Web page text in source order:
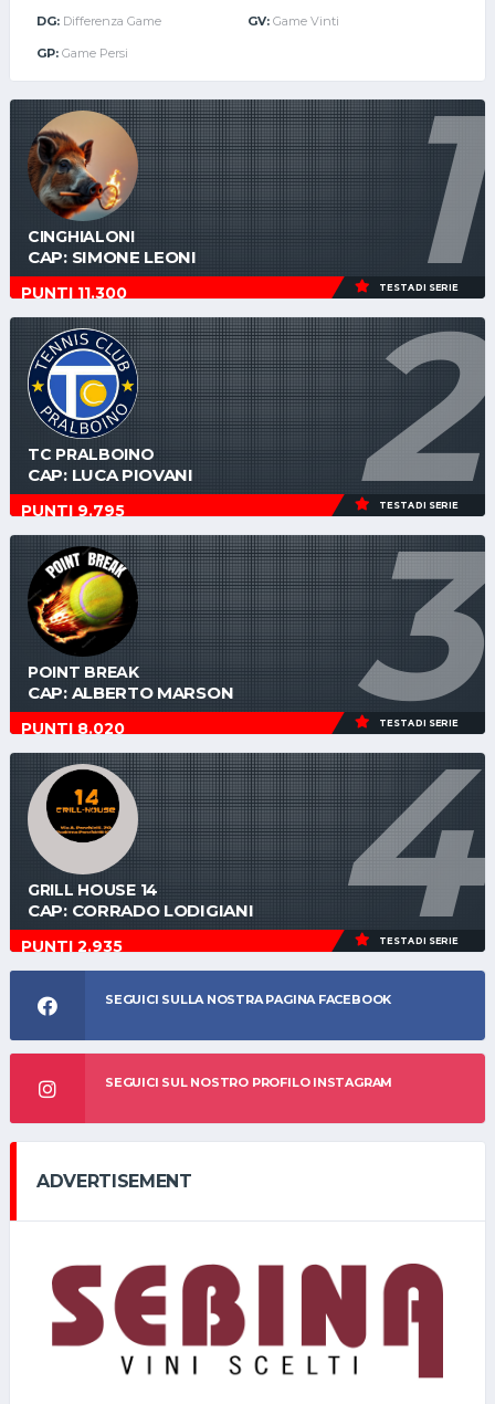
DG: Differenza Game GV: Game Vinti
GP: Game Persi
1
CINGHIALONI
CAP: SIMONE LEONI
PUNTI 11.300 TESTA DI SERIE
2
TC PRALBOINO
CAP: LUCA PIOVANI
PUNTI 9.795 TESTA DI SERIE
3
POINT BREAK
CAP: ALBERTO MARSON
PUNTI 8.020 TESTA DI SERIE
4
GRILL HOUSE 14
CAP: CORRADO LODIGIANI
PUNTI 2.935 TESTA DI SERIE
SEGUICI SULLA NOSTRA PAGINA FACEBOOK
SEGUICI SUL NOSTRO PROFILO INSTAGRAM
ADVERTISEMENT